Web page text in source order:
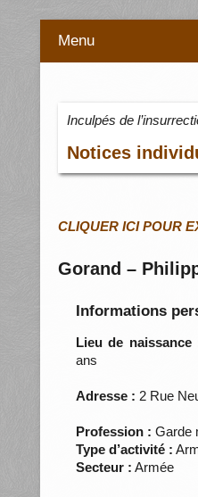
Menu
Inculpés de
Notices
CLIQUER ICI POUR
Gorand –
Informations
Lieu de naissance
ans
Adresse : 2 Rue
Profession : Garde
Type d’activité :
Secteur : Armée